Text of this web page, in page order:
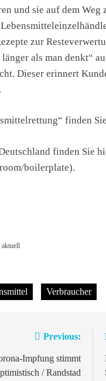
und sie auf dem Weg
zur
als man denkt“
Dieser erinnert
finden
finden Sie
boilerplate).
Verbraucher
Previous:
Impfung stimmt
/ Randstad